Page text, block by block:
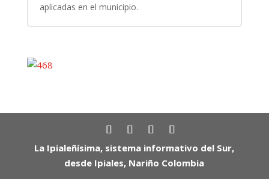
aplicadas en el municipio.
La Ipialeñísima, sistema informativo del Sur,
desde Ipiales, Nariño Colombia